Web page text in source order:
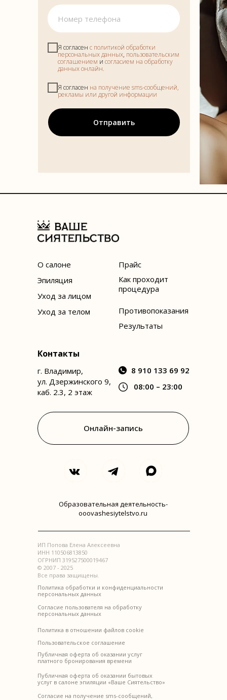
Я согласен с политикой обработки
персональных данных, пользовательским
соглашением и согласием на обработку
данных онлайн.
Я согласен на получение sms-сообщений,
рекламы или другой информации
Отправить
Результаты
Образовательная деятельность-
ooovashesiytelstvo.ru
Противопоказания
Пользовательское соглашение
Согласие пользователя на обработку
персональных данных
Политика обработки и конфиденциальности
персональных данных
Политика в отношении файлов cookie
Публичная оферта об оказании услуг
платного бронирования времени
Публичная оферта об оказании бытовых
услуг в салоне эпиляции «Ваше Сиятельство»
Согласие на получение sms-сообщений,
Как проходит
процедура
08:00 – 23:00
Контакты
ИП Попова Елена Алексеевна
ИНН 110506813850
ОГРНИП 319527500019467
© 2007 - 2025
Все права защищены.
г. Владимир,
ул. Дзержинского 9,
каб. 2.3, 2 этаж
Прайс
Эпиляция
Уход за лицом
Уход за телом
О салоне
8 910 133 69 92
Онлайн-запись